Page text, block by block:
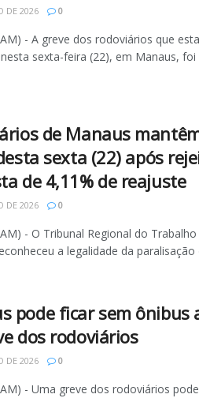
DE 2026 0
- A greve dos rodoviários que
sexta-feira (22), em Manaus, foi
de Manaus
sexta (22) após
de 4,11% de reajuste
DE 2026 0
- O Tribunal Regional do Trabalho
a legalidade da
pode ficar sem ônibus
dos rodoviários
DE 2026 0
- Uma greve dos rodoviários